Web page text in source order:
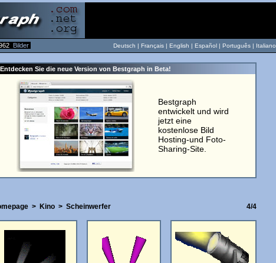
Bilder Deutsch | Français | English | Español | Português | Italiano
Sie die neue Version von Bestgraph in Beta!
Bestgraph
entwickelt und wird
jetzt eine
kostenlose Bild
Hosting-und Foto-
Sharing-Site.
> Kino > Scheinwerfer 4/4